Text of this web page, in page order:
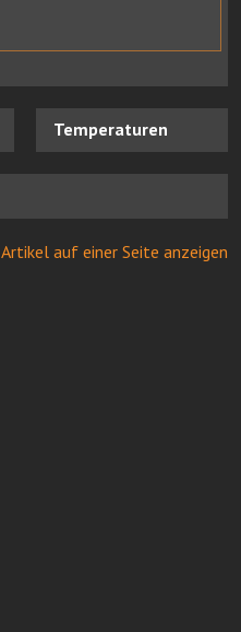
Temperaturen
Artikel auf einer Seite anzeigen